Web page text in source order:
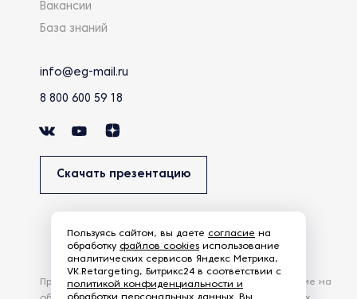
Вакансии
База знаний
info@eg-mail.ru
8 800 600 59 18
Скачать презентацию
Продолжая использовать наш сайт, вы даете согласие на
Пользуясь сайтом, вы даете согласие на
обработку файлов cookies использование
аналитических сервисов Яндекс Метрика,
VK.Retargeting, Битрикс24 в соответствии с
политикой конфиденциальности и